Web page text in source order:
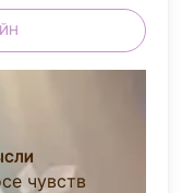
чувств